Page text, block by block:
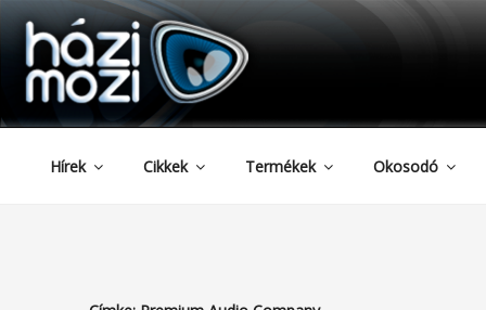
Tartalomhoz
HAZIMOZI
Hírek Cikkek Termékek Okosodó